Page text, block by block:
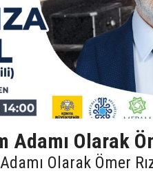
Adamı Olarak
Olarak Ömer